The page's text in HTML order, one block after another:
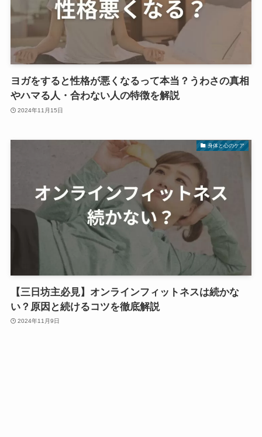
ヨガをすると性格が悪くなるって本当？うわさの真相
やハマる人・合わない人の特徴を解説
2024年11月15日
身体と心のケア
【三日坊主必見】オンラインフィットネスは続かな
い？原因と続けるコツを徹底解説
2024年11月9日